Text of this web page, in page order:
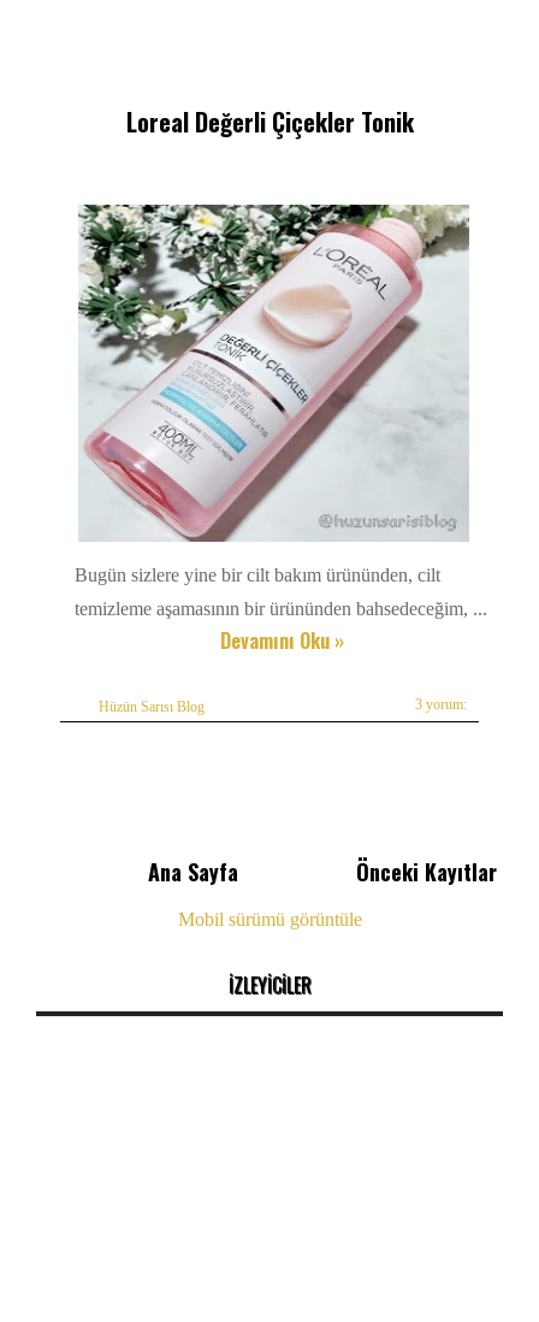
Loreal Değerli Çiçekler Tonik
Bugün sizlere yine bir cilt bakım ürününden, cilt
temizleme aşamasının bir ürününden bahsedeceğim, ...
Devamını Oku »
Hüzün Sarısı Blog 3 yorum:
Önceki Kayıtlar
Ana Sayfa
Mobil sürümü görüntüle
İZLEYİCİLER